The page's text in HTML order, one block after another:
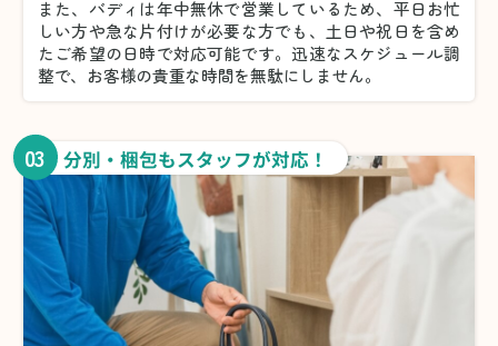
また、バディは年中無休で営業しているため、平日お忙
しい方や急な片付けが必要な方でも、土日や祝日を含め
たご希望の日時で対応可能です。迅速なスケジュール調
整で、お客様の貴重な時間を無駄にしません。
03 分別・梱包もスタッフが対応！